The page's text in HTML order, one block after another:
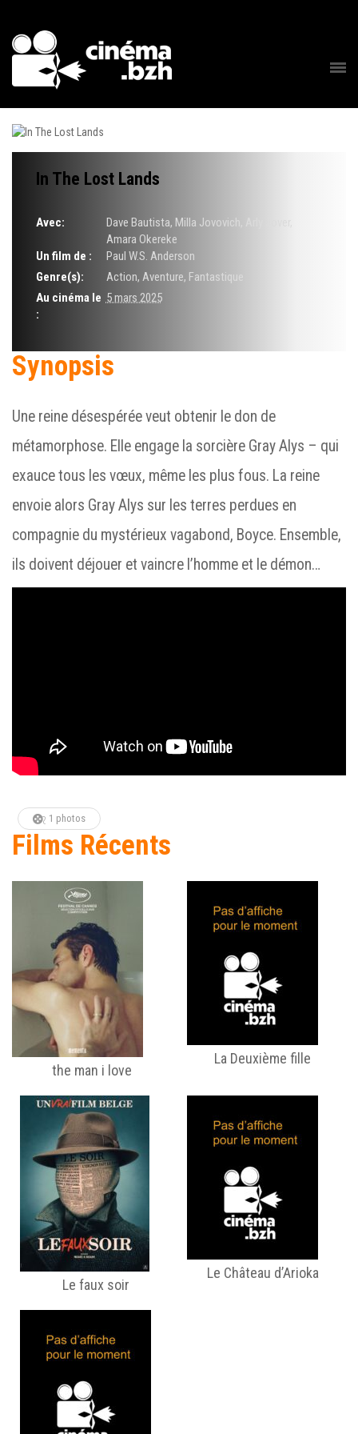
In The Lost Lands
Avec:
Dave Bautista, Milla Jovovich, Arly Jover,
Amara Okereke
Un film de :
Paul W.S. Anderson
Genre(s):
Action, Aventure, Fantastique
Au cinéma le
:
5 mars 2025
Synopsis
Une reine désespérée veut obtenir le don de
métamorphose. Elle engage la sorcière Gray Alys – qui
exauce tous les vœux, même les plus fous. La reine
envoie alors Gray Alys sur les terres perdues en
compagnie du mystérieux vagabond, Boyce. Ensemble,
ils doivent déjouer et vaincre l’homme et le démon…
1 photos
Films Récents
the man i love
La Deuxième fille
Le faux soir
Le Château d’Arioka